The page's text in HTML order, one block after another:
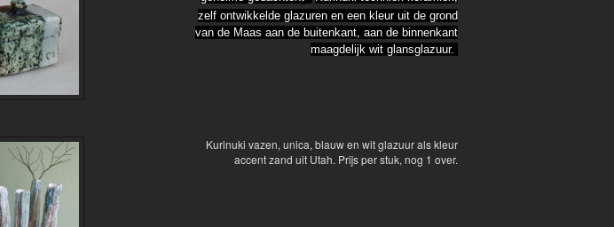
zelf ontwikkelde glazuren en een kleur uit de grond
van de Maas aan de buitenkant, aan de binnenkant
maagdelijk wit glansglazuur.
Kurinuki vazen, unica, blauw en wit glazuur als kleur
accent zand uit Utah. Prijs per stuk, nog 1 over.